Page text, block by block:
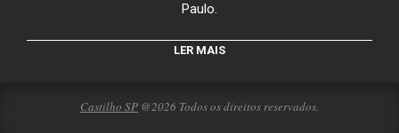
Paulo.
LER MAIS
Castilho SP @2026 Todos os direitos reservados.